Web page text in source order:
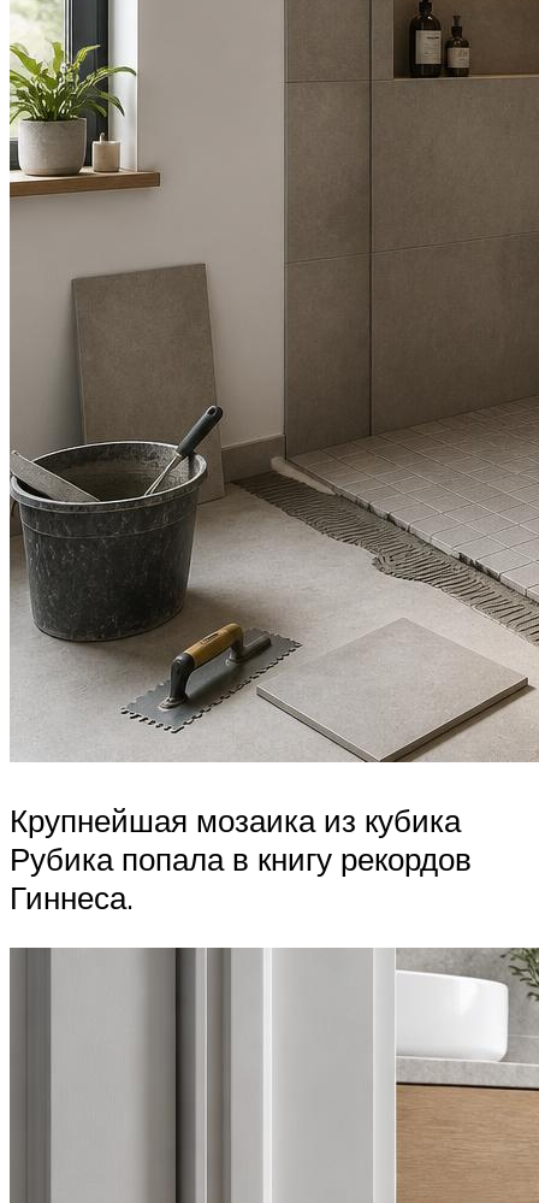
Крупнейшая мозаика из кубика
Рубика попала в книгу рекордов
Гиннеса.